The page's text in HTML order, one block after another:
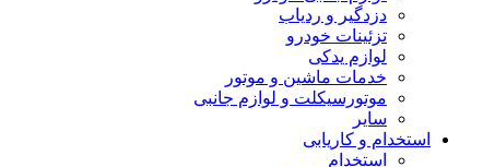
دزدگیر و ردیاب
تزئینات خودرو
لوازم یدکی
خدمات ماشین و موتور
موتورسیکلت و لوازم جانبی
سایر
استخدام و کاریابی
استخدام